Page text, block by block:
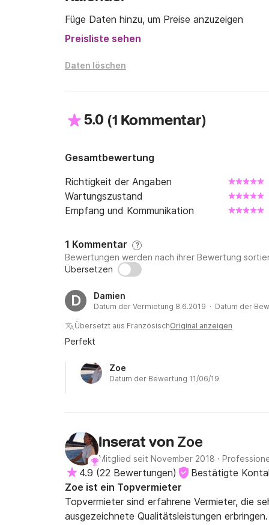
Wir hoffen, Sie bald an Bord zu sehen!
Füge Daten hinzu, um Preise anzuzeigen
Preisliste sehen
Daten löschen
5.0 (1 Kommentar)
Gesamtbewertung
Richtigkeit der Angaben
Wartungszustand
Empfang und Kommunikation
1 Kommentar ?
Bewertungen werden nach ihrer Bewertung
Übersetzen
D Damien
Datum der Vermietung 8.6.2019 · Datum der
Übersetzt aus FranzösischOriginal anzeigen
Perfekt
Zoe
Datum der Bewertung 11/06/19
Inserat von Zoe
Mitglied seit November 2018 ·
4.9 (22 Bewertungen) Bestätigte
Zoe ist ein Topvermieter
Topvermieter sind erfahrene Vermieter, die
ausgezeichnete Qualitätsleistungen erbringen.